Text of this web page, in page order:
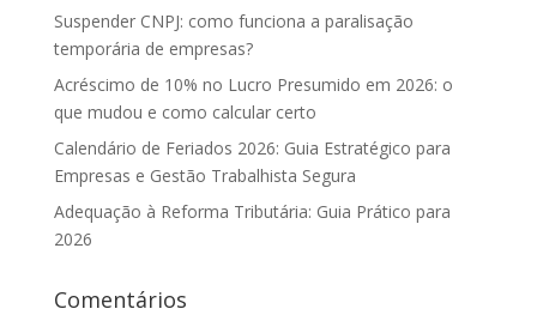
Suspender CNPJ: como funciona a paralisação
temporária de empresas?
Acréscimo de 10% no Lucro Presumido em 2026: o
que mudou e como calcular certo
Calendário de Feriados 2026: Guia Estratégico para
Empresas e Gestão Trabalhista Segura
Adequação à Reforma Tributária: Guia Prático para
2026
Comentários